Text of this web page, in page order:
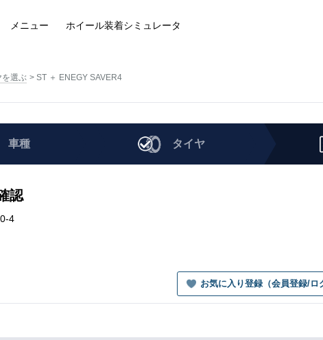
メニュー ホイール装着シミュレータ
を選ぶ ST ＋ ENEGY SAVER4
車種 タイヤ
認
4
お気に入り登録（会員登録/ロ